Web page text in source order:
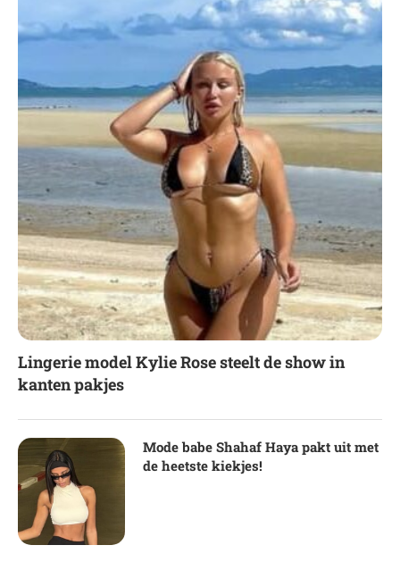
Lingerie model Kylie Rose steelt de show in
kanten pakjes
Mode babe Shahaf Haya pakt uit met
de heetste kiekjes!